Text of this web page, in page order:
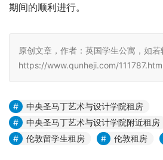
期间的顺利进行。
原创文章，作者：英国学生公寓，如若
https://www.qunheji.com/
中央圣马丁艺术与设计学院租房
中央圣马丁艺术与设计学院附近租房
伦敦留学生租房
伦敦租房